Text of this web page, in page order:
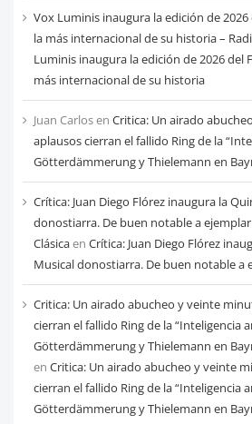
Vox Luminis inaugura la edición de 2026
la más internacional de su historia –
Luminis inaugura la edición de 2026 del
más internacional de su historia
Juan Carlosen Critica: Un airado
aplausos cierran el fallido Ring de la
Götterdämmerung y Thielemann en
Crítica: Juan Diego Flórez inaugura la
donostiarra. De buen notable a
Clásicaen Crítica: Juan Diego Flórez
Musical donostiarra. De buen notable a
Critica: Un airado abucheo y veinte
cierran el fallido Ring de la “Inteligencia
Götterdämmerung y Thielemann en
en Critica: Un airado abucheo y veinte
cierran el fallido Ring de la “Inteligencia
Götterdämmerung y Thielemann en